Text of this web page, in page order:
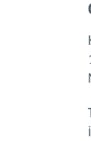
Service-